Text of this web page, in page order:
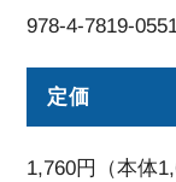
978-4-7819-
定価
1,760円（本体